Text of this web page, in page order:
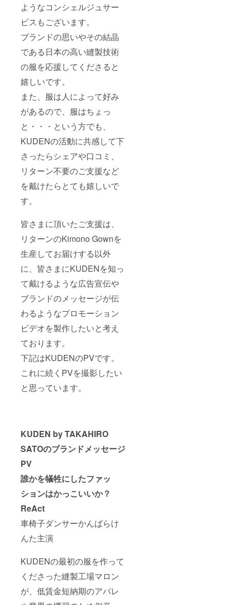
ようなコンシェルジュサー
ビスもございます。
ブランドの思いやその結晶
である日本の高い縫製技術
の服を応援してくださると
嬉しいです。
また、服は人によって好み
があるので、服はちょっ
と・・・という方でも、
KUDENの活動に共感して下
さったらシェアや口コミ、
リターン不要のご支援など
を戴けたらとても嬉しいで
す。
皆さまに頂いたご支援は、
リターンのKimono Gownを
生産してお届けする以外
に、皆さまにKUDENを知っ
て戴けるような広告宣伝や
ブランドのメッセージが伝
わるようなプロモーション
ビデオを製作したいと考え
ております。
下記はKUDENのPVです。
これに続くPVを撮影したい
と思っています。
KUDEN by TAKAHIRO
SATOのブランドメッセージ
PV
誰かを犠牲にしたファッ
ションはかっこいいか？
ReAct
車椅子ダンサーかんばらけ
んた主演
KUDENの最初の服を作って
くださった縫製工場マロン
が、低賃金短納期のアパレ